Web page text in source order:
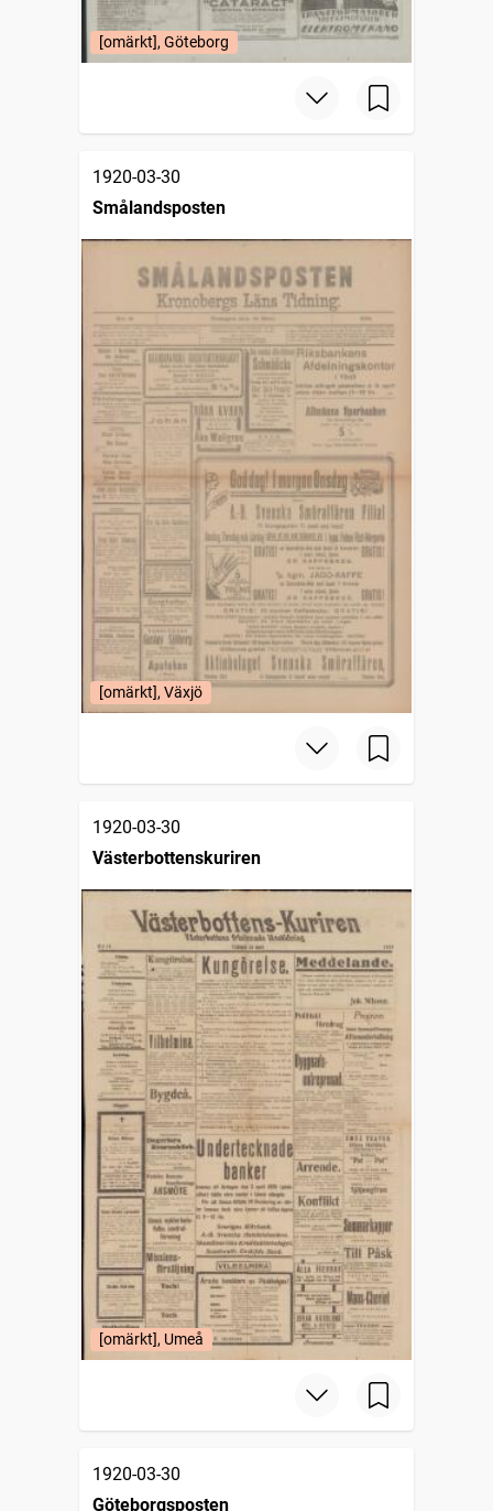
[omärkt], Göteborg
1920-03-30
Smålandsposten
[omärkt], Växjö
1920-03-30
Västerbottenskuriren
[omärkt], Umeå
1920-03-30
Göteborgsposten